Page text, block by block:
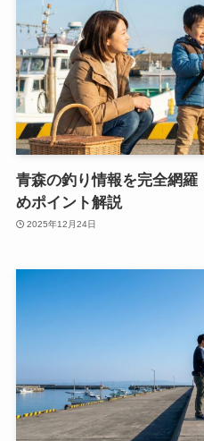
青森の釣り情報を完全網
めポイント解説
2025年12月24日